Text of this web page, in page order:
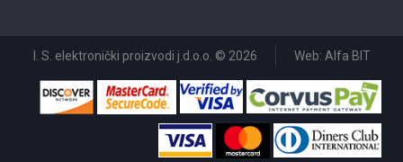
I. S. elektronički proizvodi j.d.o.o. © 2026 Web: Alfa BIT